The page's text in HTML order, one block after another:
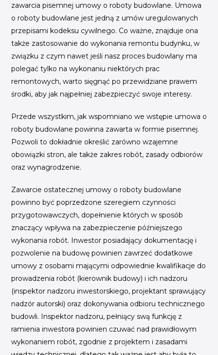
CASE STUDIES
KAMPANIA Z WYNIKAMI
zawarcia pisemnej umowy o roboty budowlane. Umowa
o roboty budowlane jest jedną z umów uregulowanych
przepisami kodeksu cywilnego. Co ważne, znajduje ona
także zastosowanie do wykonania remontu budynku, w
związku z czym nawet jeśli nasz proces budowlany ma
polegać tylko na wykonaniu niektórych prac
remontowych, warto sięgnąć po przewidziane prawem
środki, aby jak najpełniej zabezpieczyć swoje interesy.
Przede wszystkim, jak wspomniano we wstępie umowa o
roboty budowlane powinna zawarta w formie pisemnej.
Pozwoli to dokładnie określić zarówno wzajemne
obowiązki stron, ale także zakres robót, zasady odbiorów
oraz wynagrodzenie.
Zawarcie ostatecznej umowy o roboty budowlane
powinno być poprzedzone szeregiem czynności
przygotowawczych, dopełnienie których w sposób
znaczący wpływa na zabezpieczenie późniejszego
wykonania robót. Inwestor posiadający dokumentację i
pozwolenie na budowę powinien zawrzeć dodatkowe
umowy z osobami mającymi odpowiednie kwalifikacje do
prowadzenia robót (kierownik budowy) i ich nadzoru
(inspektor nadzoru inwestorskiego, projektant sprawujący
nadzór autorski) oraz dokonywania odbioru technicznego
budowli. Inspektor nadzoru, pełniący swą funkcję z
ramienia inwestora powinien czuwać nad prawidłowym
wykonaniem robót, zgodnie z projektem i zasadami